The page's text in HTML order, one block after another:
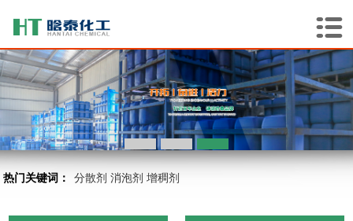
热门关键词： 分散剂 消泡剂 增稠剂